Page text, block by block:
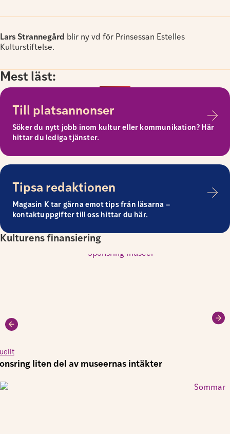
Lars Strannegård blir ny vd för Prinsessan Estelles
Kulturstiftelse.
Mest läst:
Till platsannonser
Söker du nytt jobb inom kultur eller kommunikation? Här
hittar du lediga tjänster.
Tipsa redaktionen
Magasin K tar gärna emot tips från läsarna –
kontaktuppgifter till oss hittar du här.
Kulturens finansiering
liten del av museernas intäkter